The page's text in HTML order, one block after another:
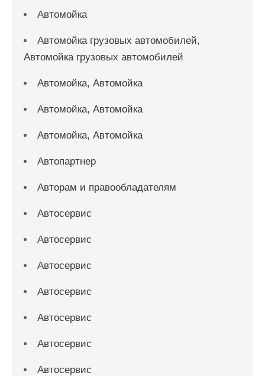
Автомойка
Автомойка грузовых автомобилей,
Автомойка грузовых автомобилей
Автомойка, Автомойка
Автомойка, Автомойка
Автомойка, Автомойка
Автопартнер
Авторам и правообладателям
Автосервис
Автосервис
Автосервис
Автосервис
Автосервис
Автосервис
Автосервис